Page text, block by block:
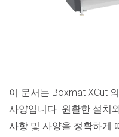
이 문서는 Boxmat XCut
사양입니다. 원활한 설치
사항 및 사양을 정확하게